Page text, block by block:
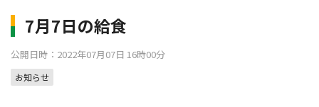
7月7日の給食
公開日時：2022年07月07日 16時00分
お知らせ